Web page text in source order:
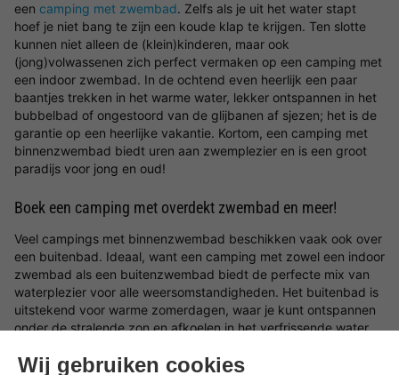
een camping met zwembad. Zelfs als je uit het water stapt
hoef je niet bang te zijn een koude klap te krijgen. Ten slotte
kunnen niet alleen de (klein)kinderen, maar ook
(jong)volwassenen zich perfect vermaken op een camping met
een indoor zwembad. In de ochtend even heerlijk een paar
baantjes trekken in het warme water, lekker ontspannen in het
bubbelbad of ongestoord van de glijbanen af sjezen; het is de
garantie op een heerlijke vakantie. Kortom, een camping met
binnenzwembad biedt uren aan zwemplezier en is een groot
paradijs voor jong en oud!
Boek een camping met overdekt zwembad en meer!
Veel campings met binnenzwembad beschikken vaak ook over
een buitenbad. Ideaal, want een camping met zowel een indoor
zwembad als een buitenzwembad biedt de perfecte mix van
waterplezier voor alle weersomstandigheden. Het buitenbad is
uitstekend voor warme zomerdagen, waar je kunt ontspannen
onder de stralende zon en afkoelen in het verfrissende water.
door, ongeacht het seizoen. Of je nu wilt zonnebaden, spelen